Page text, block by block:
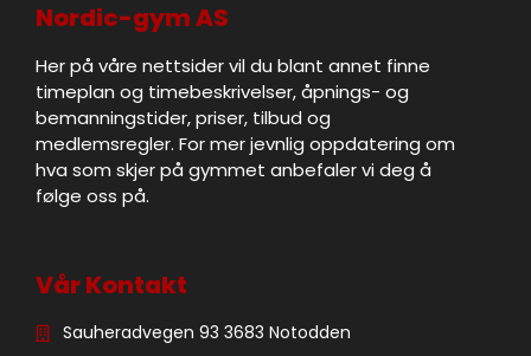
Nordic-gym AS
Her på våre nettsider vil du blant annet finne
timeplan og timebeskrivelser, åpnings- og
bemanningstider, priser, tilbud og
medlemsregler. For mer jevnlig oppdatering om
hva som skjer på gymmet anbefaler vi deg å
følge oss på.
Vår Kontakt
Sauheradvegen 93 3683 Notodden